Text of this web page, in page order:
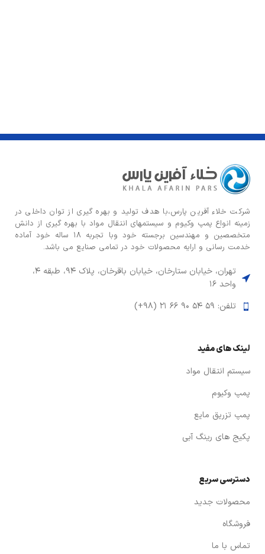
شركت خلاء آفرین پارس،با هدف توليد و بهره گيری از توان داخلی در
زمينه انواع پمپ وكيوم و سیستمهای انتقال مواد با بهره گيری از دانش
متخصصين و مهندسين برجسته خود وبا تجربه ۱۸ ساله خود آماده
خدمت رسانی و ارایه محصولات خود در تمامی صنایع می باشد.
تهران، خیابان ستارخان، خیابان باقرخان، پلاک ۹۴، طبقه ۴،
واحد ۱۶
تلفن: ۵۹ ۵۴ ۹۰ ۶۶ ۲۱ (۹۸+)
لینک های مفید
سیستم انتقال مواد
پمپ وکیوم
پمپ تزریق مایع
پکیج های رینگ آبی
دسترسی سریع
محصولات جدید
فروشگاه
تماس با ما